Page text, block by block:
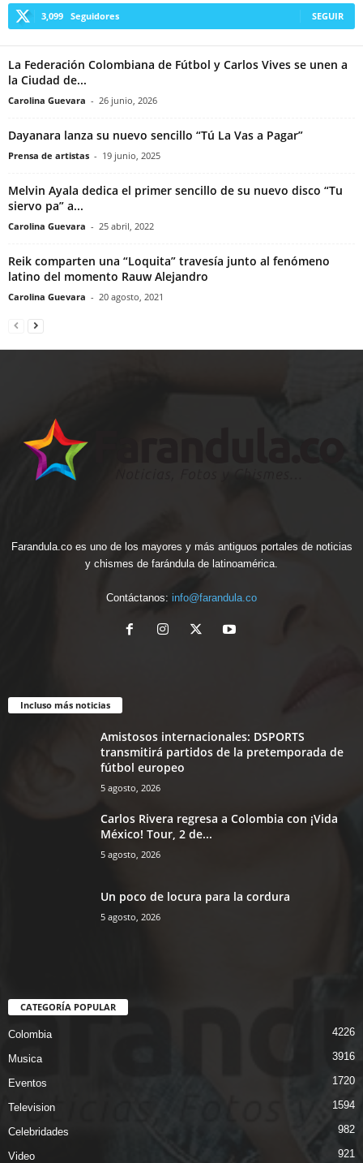
3,099 Seguidores SEGUIR
La Federación Colombiana de Fútbol y Carlos Vives se unen a
la Ciudad de...
Carolina Guevara - 26 junio, 2026
Dayanara lanza su nuevo sencillo “Tú La Vas a Pagar”
Prensa de artistas - 19 junio, 2025
Melvin Ayala dedica el primer sencillo de su nuevo disco “Tu
siervo pa” a...
Carolina Guevara - 25 abril, 2022
Reik comparten una “Loquita” travesía junto al fenómeno
latino del momento Rauw Alejandro
Carolina Guevara - 20 agosto, 2021
Farandula.co es uno de los mayores y más antiguos portales de noticias
y chismes de farándula de latinoamérica.
Contáctanos: info@farandula.co
Incluso más noticias
Amistosos internacionales: DSPORTS
transmitirá partidos de la pretemporada de
fútbol europeo
5 agosto, 2026
Carlos Rivera regresa a Colombia con ¡Vida
México! Tour, 2 de...
5 agosto, 2026
Un poco de locura para la cordura
5 agosto, 2026
CATEGORÍA POPULAR
Colombia 4226
Musica 3916
Eventos 1720
Television 1594
Celebridades 982
Video 921